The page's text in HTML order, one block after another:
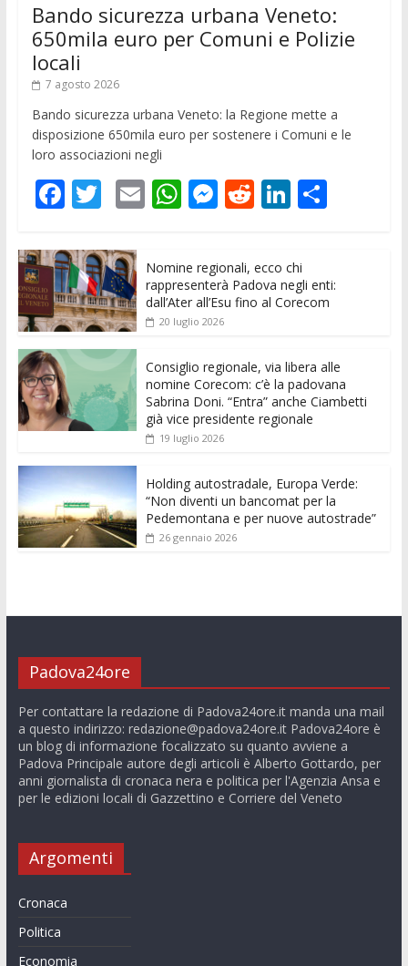
Bando sicurezza urbana Veneto:
650mila euro per Comuni e Polizie
locali
7 agosto 2026
Bando sicurezza urbana Veneto: la Regione mette a
disposizione 650mila euro per sostenere i Comuni e le
loro associazioni negli
F
e
b
o
o
k
T
itt
er
E
l
W
s
A
p
p
M
ss
e
n
er
R
di
t
Li
k
e
dI
C
di
vi
Nomine regionali, ecco chi
rappresenterà Padova negli enti:
dall’Ater all’Esu fino al Corecom
20 luglio 2026
Consiglio regionale, via libera alle
nomine Corecom: c’è la padovana
Sabrina Doni. “Entra” anche Ciambetti
già vice presidente regionale
19 luglio 2026
Holding autostradale, Europa Verde:
“Non diventi un bancomat per la
Pedemontana e per nuove autostrade”
26 gennaio 2026
Padova24ore
Per contattare la redazione di Padova24ore.it manda una mail
a questo indirizzo: redazione@padova24ore.itPadova24ore è
un blog di informazione focalizzato su quanto avviene a
Padova Principale autore degli articoli è Alberto Gottardo, per
anni giornalista di cronaca nera e politica per l'Agenzia Ansa e
per le edizioni locali di Gazzettino e Corriere del Veneto
Argomenti
Cronaca
Politica
Economia